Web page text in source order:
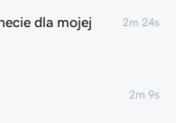
dla mojej
2m 24s
2m 9s